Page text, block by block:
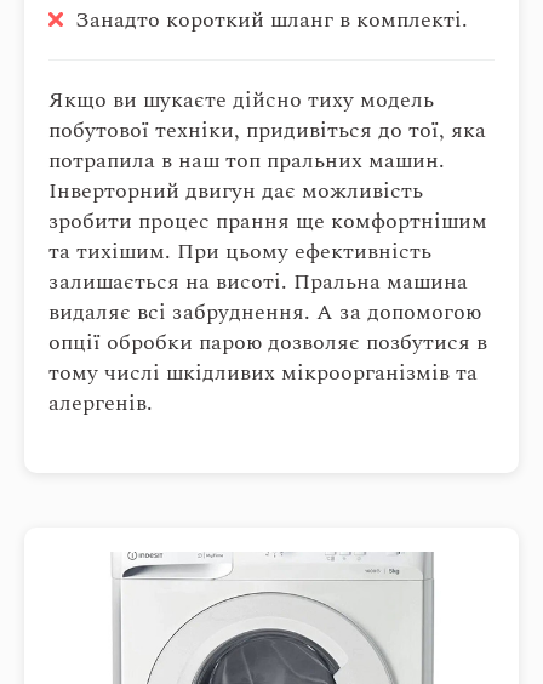
Занадто короткий шланг в комплекті.
Якщо ви шукаєте дійсно тиху модель
побутової техніки, придивіться до тої, яка
потрапила в наш топ пральних машин.
Інверторний двигун дає можливість
зробити процес прання ще комфортнішим
та тихішим. При цьому ефективність
залишається на висоті. Пральна машина
видаляє всі забруднення. А за допомогою
опції обробки парою дозволяє позбутися в
тому числі шкідливих мікроорганізмів та
алергенів.